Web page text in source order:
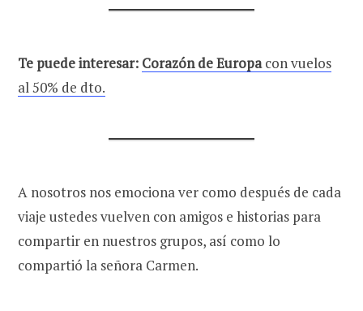
Te puede interesar: Corazón de Europacon vuelos
al 50% de dto.
A nosotros nos emociona ver como después de cada
viaje ustedes vuelven con amigos e historias para
compartir en nuestros grupos, así como lo
compartió la señora Carmen.